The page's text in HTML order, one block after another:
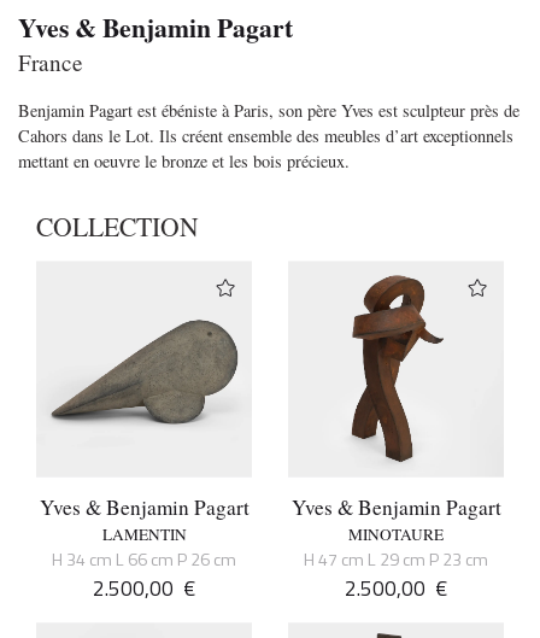
Yves & Benjamin Pagart
France
Benjamin Pagart est ébéniste à Paris, son père Yves est sculpteur près de
Cahors dans le Lot. Ils créent ensemble des meubles d’art exceptionnels
mettant en oeuvre le bronze et les bois précieux.
COLLECTION
Yves & Benjamin Pagart
LAMENTIN
H 34 cm L 66 cm P 26 cm
2.500,00 €
Yves & Benjamin Pagart
MINOTAURE
H 47 cm L 29 cm P 23 cm
2.500,00 €